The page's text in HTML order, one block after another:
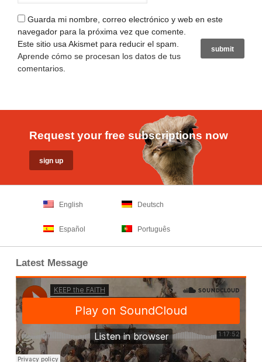
Guarda mi nombre, correo electrónico y web en este
navegador para la próxima vez que comente.
Este sitio usa Akismet para reducir el spam.
Aprende cómo se procesan los datos de tus
comentarios
Request your free subscriptions now
English Deutsch
Español Português
Latest Message